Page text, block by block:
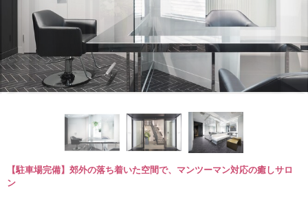
【駐車場完備】郊外の落ち着いた空間で、マンツーマン対応の癒しサロ
ン